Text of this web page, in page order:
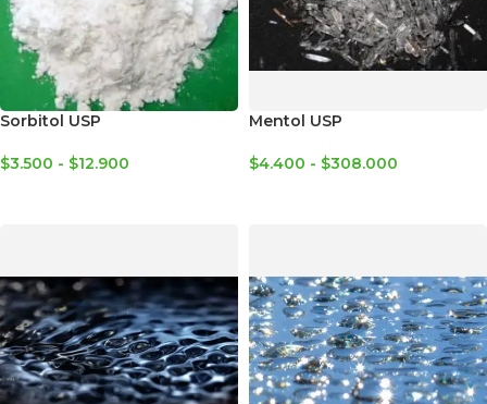
Sorbitol USP
$3.500 - $12.900
Mentol USP
$4.400 - $308.000